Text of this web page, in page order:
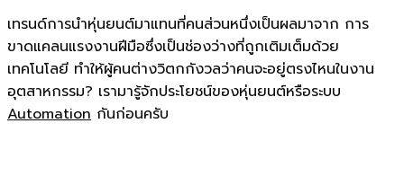
เทรนด์การนำหุ่นยนต์มาแทนที่คนส่วนหนึ่งเป็นผลมาจาก การ
ขาดแคลนแรงงานฝีมือซึ่งเป็นช่องว่างที่ถูกเติมเต็มด้วย
เทคโนโลยี ทำให้ผู้คนต่างวิตกกังวลว่าคนจะอยู่ตรงไหนในงาน
อุตสาหกรรม? เรามารู้จักประโยชน์ของหุ่นยนต์หรือระบบ
Automation กันก่อนครับ